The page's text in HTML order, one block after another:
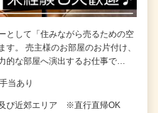
として「住みながら売るための空
す。 売主様のお部屋のお片付け、
的な部屋へ演出するお仕事で…
当あり
び近郊エリア ※直行直帰OK